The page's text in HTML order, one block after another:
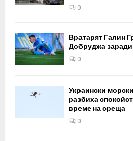
0
Вратарят Галин
Добруджа заради
0
Украински
разбиха
време на среща
0